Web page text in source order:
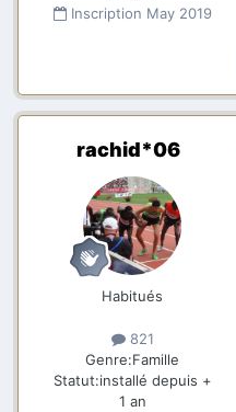
Inscription May 2019
rachid*06
Habitués
821
Genre:Famille
Statut:installé depuis +
1 an